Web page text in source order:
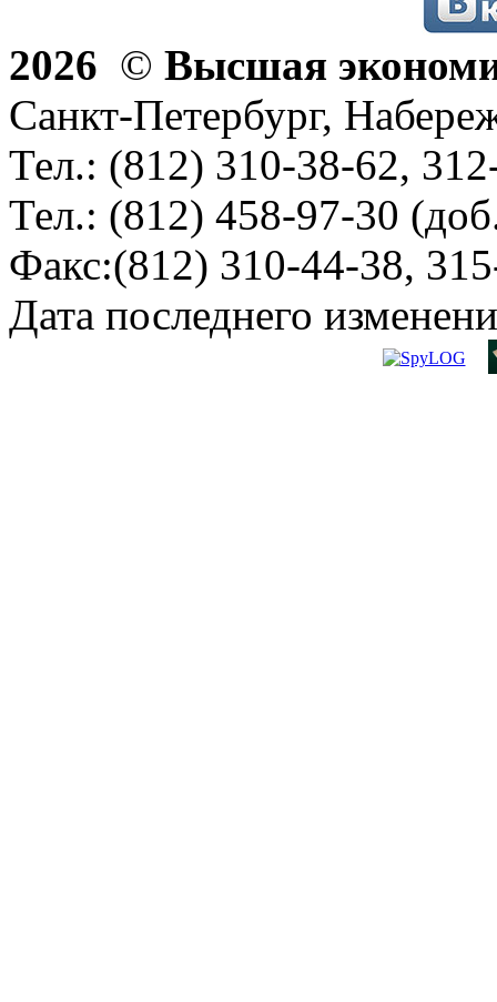
2026 © Высшая
Санкт-Петербург,
Тел.: (812) 310-38-62,
Тел.: (812) 458-97-30
Факс:(812) 310-44-38,
Дата последнего